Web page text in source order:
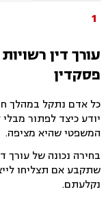
1
עורך דין
פסקדין
כל אדם נתקל במהלך
יודע כיצד לפתור
המשפטי שהיא מציפה.
בחירה נכונה של עורך
שתקבע אם תצליחו
נקלעתם.